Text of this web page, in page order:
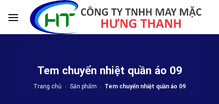
Tem chuyển nhiệt quần áo 09
Trang chủ - Sản phẩm - Tem chuyển nhiệt quần áo 09